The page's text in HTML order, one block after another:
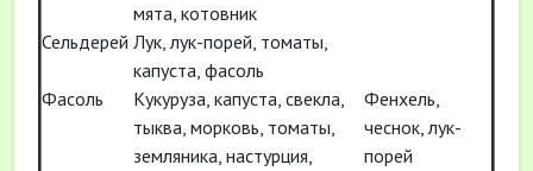
мята, котовник
Сельдерей Лук, лук-порей, томаты,
капуста, фасоль
Фасоль
Кукуруза, капуста, свекла,
тыква, морковь, томаты,
земляника, настурция,
Фенхель,
чеснок, лук-
порей